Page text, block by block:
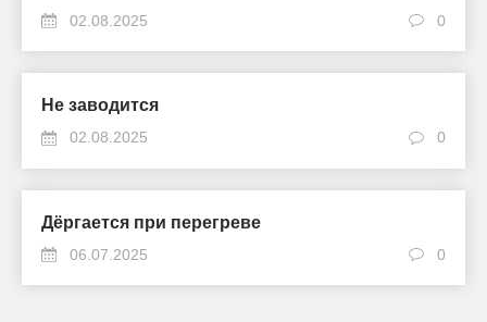
02.08.2025 0
Не заводится
02.08.2025 0
Дёргается при перегреве
06.07.2025 0